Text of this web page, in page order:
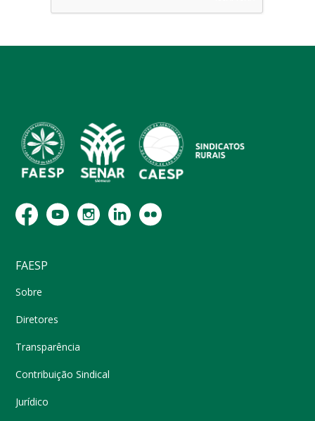
FAESP
Sobre
Diretores
Transparência
Contribuição Sindical
Jurídico